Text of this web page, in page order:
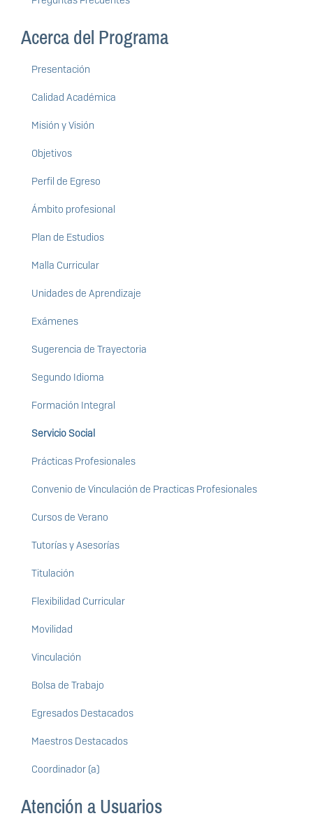
Acerca del Programa
Presentación
Calidad Académica
Misión y Visión
Objetivos
Perfil de Egreso
Ámbito profesional
Plan de Estudios
Malla Curricular
Unidades de Aprendizaje
Exámenes
Sugerencia de Trayectoria
Segundo Idioma
Formación Integral
Servicio Social
Prácticas Profesionales
Convenio de Vinculación de Practicas Profesionales
Cursos de Verano
Tutorías y Asesorías
Titulación
Flexibilidad Curricular
Movilidad
Vinculación
Bolsa de Trabajo
Egresados Destacados
Maestros Destacados
Coordinador (a)
Atención a Usuarios